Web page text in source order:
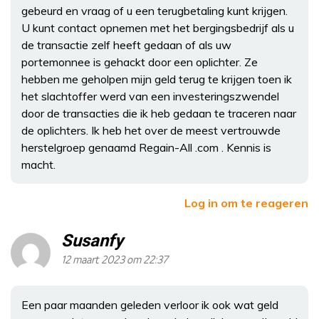
gebeurd en vraag of u een terugbetaling kunt krijgen.
U kunt contact opnemen met het bergingsbedrijf als u
de transactie zelf heeft gedaan of als uw
portemonnee is gehackt door een oplichter. Ze
hebben me geholpen mijn geld terug te krijgen toen ik
het slachtoffer werd van een investeringszwendel
door de transacties die ik heb gedaan te traceren naar
de oplichters. Ik heb het over de meest vertrouwde
herstelgroep genaamd Regain-All .com . Kennis is
macht.
Log in om te reageren
Susanfy
12 maart 2023 om 22:37
Een paar maanden geleden verloor ik ook wat geld